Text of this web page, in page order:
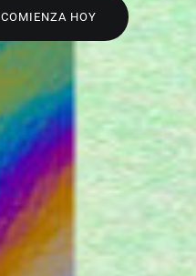
COMIENZA HOY